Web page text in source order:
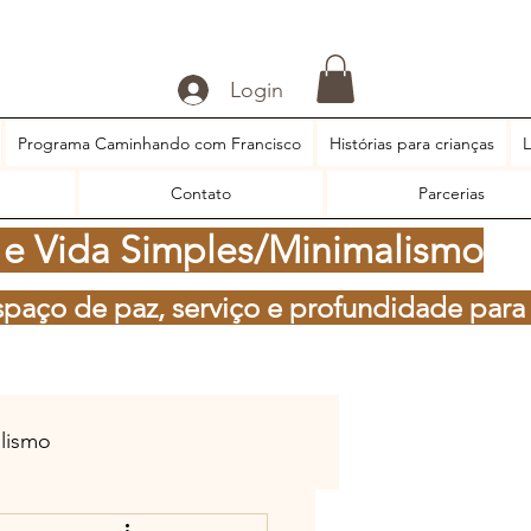
Login
Programa Caminhando com Francisco Histórias para crianças
Contato Parcerias
Vida Simples/Minimalismo
de paz, serviço e profundidade para